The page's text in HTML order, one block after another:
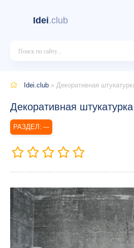
Idei.club
Idei.club » Декоративная
Декоративная
---